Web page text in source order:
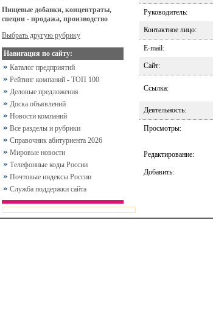
Пищевые добавки, концентраты,
специи - продажа, производство
Выбрать другую рубрику
Навигация по сайту:
Каталог предприятий
Рейтинг компаний - ТОП 100
Деловые предложения
Доска объявлений
Новости компаний
Все разделы и рубрики
Справочник абитуриента 2026
Мировые новости
Телефонные коды России
Почтовые индексы России
Служба поддержки сайта
Руководитель:
Контактное лицо:
E-mail:
Сайт:
Ссылка:
Деятельность:
Просмотры:
Редактирование:
Добавить: